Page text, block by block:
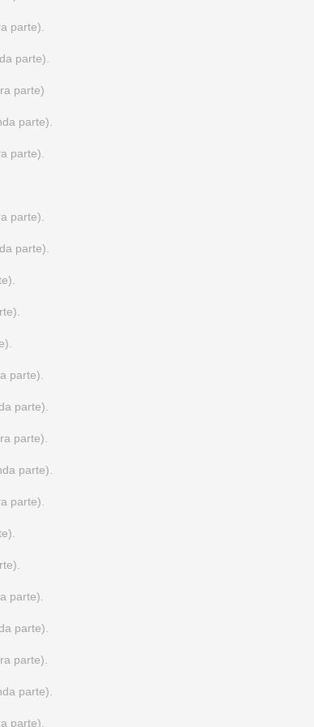
fotos).
semana del 24 al 29 de julio de 2028.
parte).
parte).
parte)
parte).
parte).
parte).
parte).
parte).
parte).
parte).
parte).
parte).
parte).
parte).
parte).
parte).
parte).